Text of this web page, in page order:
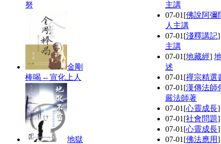
努
金剛
棒喝 -- 宣化上人
地獄
主講
07-01 [佛說阿彌
人主講
07-01 [淺釋講記
主講
07-01 [地藏經]
述
07-01 [禪宗精選
07-01 [漢傳法師
嚴法師著
07-01 [心靈成長
07-01 [社會問題
07-01 [心靈成長
07-01 [佛法應用